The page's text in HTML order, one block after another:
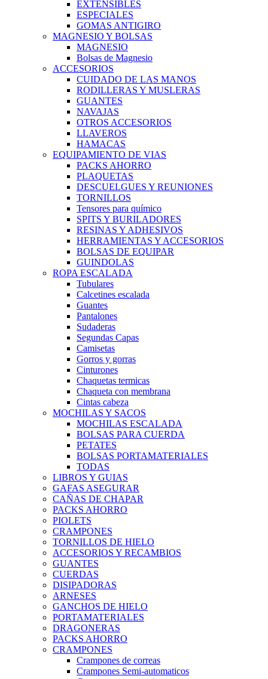
EXTENSIBLES
ESPECIALES
GOMAS ANTIGIRO
MAGNESIO Y BOLSAS
MAGNESIO
Bolsas de Magnesio
ACCESORIOS
CUIDADO DE LAS MANOS
RODILLERAS Y MUSLERAS
GUANTES
NAVAJAS
OTROS ACCESORIOS
LLAVEROS
HAMACAS
EQUIPAMIENTO DE VIAS
PACKS AHORRO
PLAQUETAS
DESCUELGUES Y REUNIONES
TORNILLOS
Tensores para químico
SPITS Y BURILADORES
RESINAS Y ADHESIVOS
HERRAMIENTAS Y ACCESORIOS
BOLSAS DE EQUIPAR
GUINDOLAS
ROPA ESCALADA
Tubulares
Calcetines escalada
Guantes
Pantalones
Sudaderas
Segundas Capas
Camisetas
Gorros y gorras
Cinturones
Chaquetas termicas
Chaqueta con membrana
Cintas cabeza
MOCHILAS Y SACOS
MOCHILAS ESCALADA
BOLSAS PARA CUERDA
PETATES
BOLSAS PORTAMATERIALES
TODAS
LIBROS Y GUIAS
GAFAS ASEGURAR
CAÑAS DE CHAPAR
PACKS AHORRO
PIOLETS
CRAMPONES
TORNILLOS DE HIELO
ACCESORIOS Y RECAMBIOS
GUANTES
CUERDAS
DISIPADORAS
ARNESES
GANCHOS DE HIELO
PORTAMATERIALES
DRAGONERAS
PACKS AHORRO
CRAMPONES
Crampones de correas
Crampones Semi-automaticos